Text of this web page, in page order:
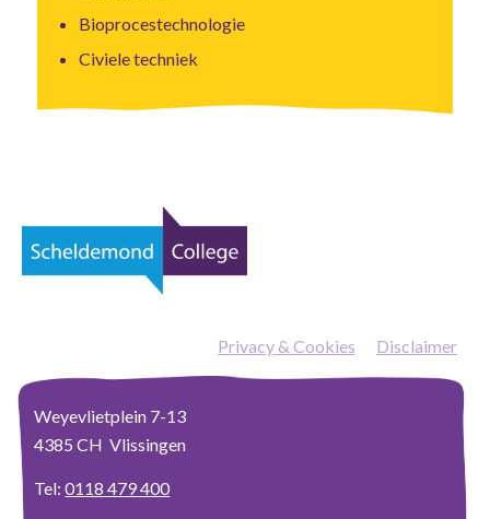
Bioprocestechnologie
Civiele techniek
Privacy & Cookies Disclaimer
Weyevlietplein 7-13
4385 CH Vlissingen
Tel:0118 479 400